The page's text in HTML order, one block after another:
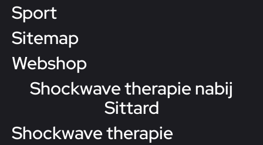
Sport
Sitemap
Webshop
Shockwave therapie nabij
Sittard
Shockwave therapie